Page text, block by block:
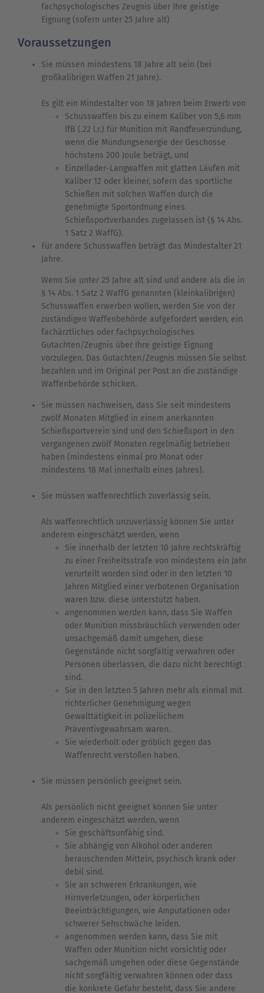
fachpsychologisches Zeugnis über Ihre geistige
Eignung (sofern unter 25 Jahre alt)
Voraussetzungen
Sie müssen mindestens 18 Jahre alt sein (bei
großkalibrigen Waffen 21 Jahre).
Es gilt ein Mindestalter von 18 Jahren beim Erwerb von
Schusswaffen bis zu einem Kaliber von 5,6 mm
lfB (.22 l.r.) für Munition mit Randfeuerzündung,
wenn die Mündungsenergie der Geschosse
höchstens 200 Joule beträgt, und
Einzellader-Langwaffen mit glatten Läufen mit
Kaliber 12 oder kleiner, sofern das sportliche
Schießen mit solchen Waffen durch die
genehmigte Sportordnung eines
Schießsportverbandes zugelassen ist (§ 14 Abs.
1 Satz 2 WaffG).
Für andere Schusswaffen beträgt das Mindestalter 21
Jahre.
Wenn Sie unter 25 Jahre alt sind und andere als die in
§ 14 Abs. 1 Satz 2 WaffG genannten (kleinkalibrigen)
Schusswaffen erwerben wollen, werden Sie von der
zuständigen Waffenbehörde aufgefordert werden, ein
fachärztliches oder fachpsychologisches
Gutachten/Zeugnis über Ihre geistige Eignung
vorzulegen. Das Gutachten/Zeugnis müssen Sie selbst
bezahlen und im Original per Post an die zuständige
Waffenbehörde schicken.
Sie müssen nachweisen, dass Sie seit mindestens
zwölf Monaten Mitglied in einem anerkannten
Schießsportverein sind und den Schießsport in den
vergangenen zwölf Monaten regelmäßig betrieben
haben (mindestens einmal pro Monat oder
mindestens 18 Mal innerhalb eines Jahres).
Sie müssen waffenrechtlich zuverlässig sein.
Als waffenrechtlich unzuverlässig können Sie unter
anderem eingeschätzt werden, wenn
Sie innerhalb der letzten 10 Jahre rechtskräftig
zu einer Freiheitsstrafe von mindestens ein Jahr
verurteilt worden sind oder in den letzten 10
Jahren Mitglied einer verbotenen Organisation
waren bzw. diese unterstützt haben.
angenommen werden kann, dass Sie Waffen
oder Munition missbräuchlich verwenden oder
unsachgemäß damit umgehen, diese
Gegenstände nicht sorgfältig verwahren oder
Personen überlassen, die dazu nicht berechtigt
sind.
Sie in den letzten 5 Jahren mehr als einmal mit
richterlicher Genehmigung wegen
Gewalttätigkeit in polizeilichem
Präventivgewahrsam waren.
Sie wiederholt oder gröblich gegen das
Waffenrecht verstoßen haben.
Sie müssen persönlich geeignet sein.
Als persönlich nicht geeignet können Sie unter
anderem eingeschätzt werden, wenn
Sie geschäftsunfähig sind.
Sie abhängig von Alkohol oder anderen
berauschenden Mitteln, psychisch krank oder
debil sind.
Sie an schweren Erkrankungen, wie
Hirnverletzungen, oder körperlichen
Beeinträchtigungen, wie Amputationen oder
schwerer Sehschwäche leiden.
angenommen werden kann, dass Sie mit
Waffen oder Munition nicht vorsichtig oder
sachgemäß umgehen oder diese Gegenstände
nicht sorgfältig verwahren können oder dass
die konkrete Gefahr besteht, dass Sie andere